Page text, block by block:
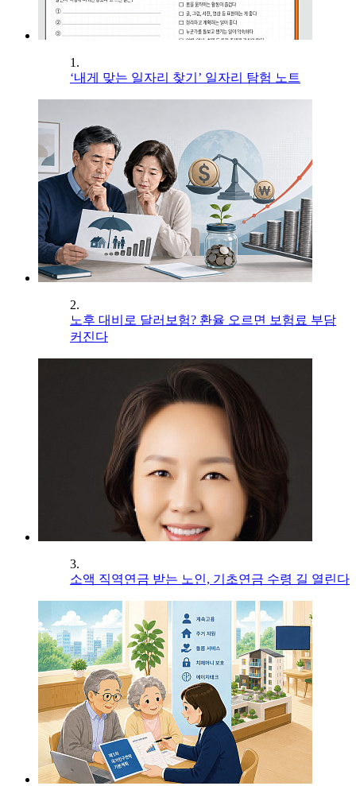
1.
‘내게 맞는 일자리 찾기’ 일자리 탐험 노트
2.
노후 대비로 달러보험? 환율 오르면 보험료 부담
커진다
3.
소액 직역연금 받는 노인, 기초연금 수령 길 열린다